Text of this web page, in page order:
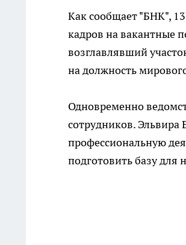
Как сообщает "БНК",
кадров на вакантные
возглавлявший
на должность
Одновременно
сотрудников. Эльвира
профессиональную
подготовить базу для